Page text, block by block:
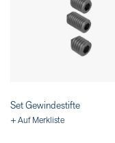
Set Gewindestifte
+ Auf Merkliste